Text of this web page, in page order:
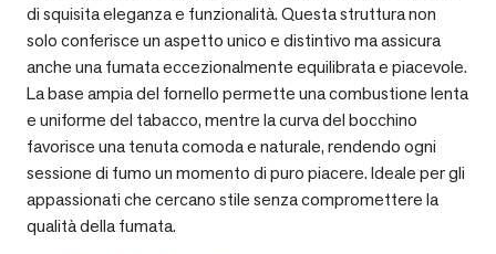
di squisita eleganza e funzionalità. Questa struttura non
solo conferisce un aspetto unico e distintivo ma assicura
anche una fumata eccezionalmente equilibrata e piacevole.
La base ampia del fornello permette una combustione lenta
e uniforme del tabacco, mentre la curva del bocchino
favorisce una tenuta comoda e naturale, rendendo ogni
sessione di fumo un momento di puro piacere. Ideale per gli
appassionati che cercano stile senza compromettere la
qualità della fumata.